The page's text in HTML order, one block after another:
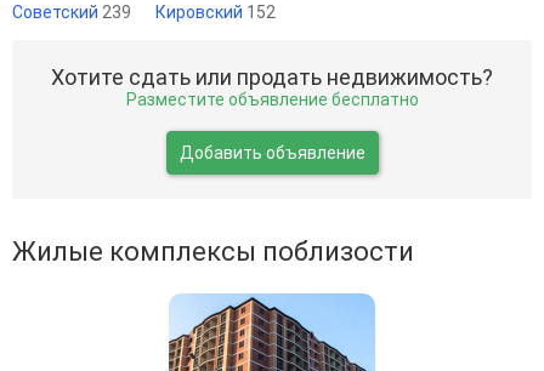
Советский 239 Кировский 152
Хотите сдать или продать недвижимость?
Разместите объявление бесплатно
Добавить объявление
Жилые комплексы поблизости